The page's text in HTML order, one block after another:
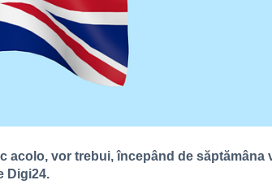
vor trebui, începând de săptămâna
Digi24.